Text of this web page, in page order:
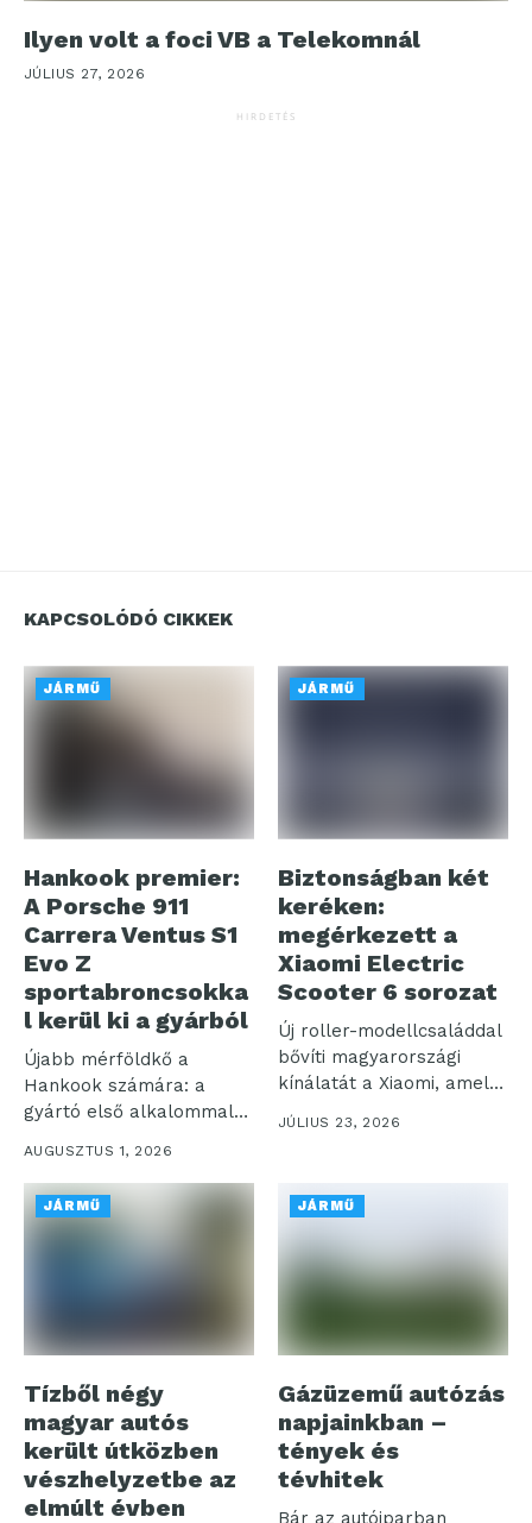
Ilyen volt a foci VB a Telekomnál
JÚLIUS 27, 2026
HIRDETÉS
KAPCSOLÓDÓ CIKKEK
JÁRMŰ
Hankook premier:
A Porsche 911
Carrera Ventus S1
Evo Z
sportabroncsokka
l kerül ki a gyárból
Újabb mérföldkő a
Hankook számára: a
gyártó első alkalommal
AUGUSZTUS 1, 2026
JÁRMŰ
Biztonságban két
keréken:
megérkezett a
Xiaomi Electric
Scooter 6 sorozat
Új roller-modellcsaláddal
bővíti magyarországi
kínálatát a Xiaomi, amely
a korábbiakhoz képest
nagyobb...
JÚLIUS 23, 2026
JÁRMŰ
Tízből négy
magyar autós
került útközben
vészhelyzetbe az
elmúlt évben
JÁRMŰ
Gázüzemű autózás
napjainkban –
tények és
tévhitek
Bár az autóiparban